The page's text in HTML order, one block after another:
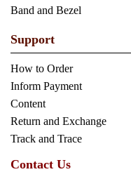
Band and Bezel
Support
How to Order
Inform Payment
Content
Return and Exchange
Track and Trace
Contact Us